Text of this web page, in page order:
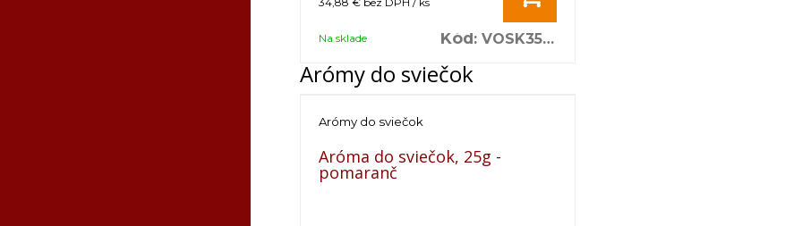
Na sklade Kód: VOSK3500
Arómy do sviečok
Arómy do sviečok
Aróma do sviečok, 25g -
pomaranč